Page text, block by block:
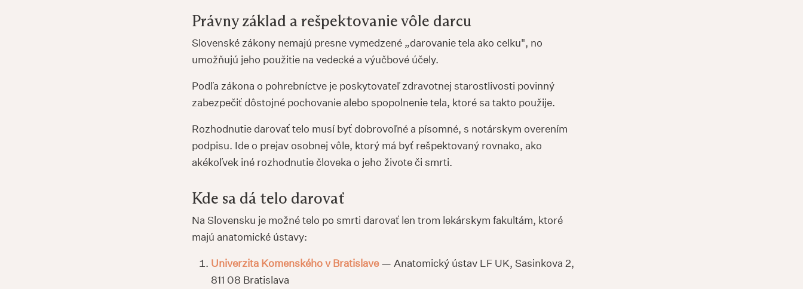
Právny základ a rešpektovanie vôle darcu
Slovenské zákony nemajú presne vymedzené „darovanie tela ako celku", no
umožňujú jeho použitie na vedecké a výučbové účely.
Podľa zákona o pohrebníctve je poskytovateľ zdravotnej starostlivosti povinný
zabezpečiť dôstojné pochovanie alebo spopolnenie tela, ktoré sa takto použije.
Rozhodnutie darovať telo musí byť dobrovoľné a písomné, s notárskym overením
podpisu. Ide o prejav osobnej vôle, ktorý má byť rešpektovaný rovnako, ako
akékoľvek iné rozhodnutie človeka o jeho živote či smrti.
Kde sa dá telo darovať
Na Slovensku je možné telo po smrti darovať len trom lekárskym fakultám, ktoré
majú anatomické ústavy:
Univerzita Komenského v Bratislave— Anatomický ústav LF UK, Sasinkova 2,
811 08 Bratislava